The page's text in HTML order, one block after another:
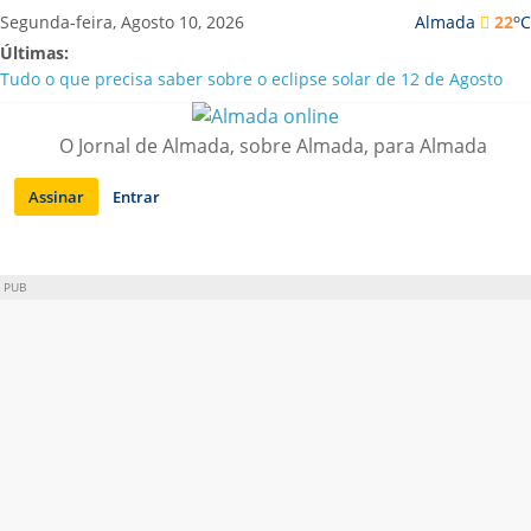
Saltar
para
conteúdo
Almada 22oC
Segunda-feira, Agosto 10, 2026
Últimas:
Tudo o que precisa saber sobre o eclipse solar de 12 de Agosto
Caparica | Orchestra GMO traz “Música sem Fronteiras” a Porto
Laranjeiro | Detido por tráfico de droga e posse de arma proibida
A “crise” da água em Almada: ilações e ensinamentos necessários
para o futuro
O Jornal de Almada, sobre Almada, para Almada
Assinar Entrar
PUB